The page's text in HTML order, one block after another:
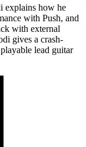
explains how he
with Push, and
with external
gives a crash-
lead guitar